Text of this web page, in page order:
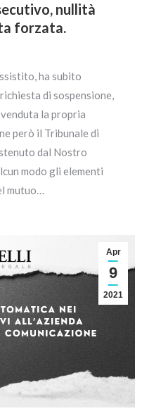
nullità
forzata.
ha subito
di sospensione,
la propria
però il Tribunale di
dal Nostro
modo gli elementi
mutuo…
Apr
9
2021